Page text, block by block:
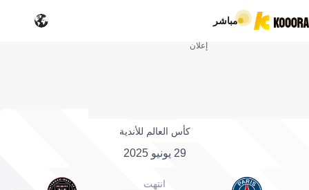
مباشر
إعلان
كأس العالم للأندية
29 يونيو 2025
انتهت